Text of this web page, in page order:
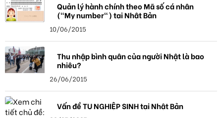
Quản lý hành chính theo Mã số cá nhân
("My number") tại Nhật Bản
10/06/2015
Thu nhập bình quân của người Nhật là bao
nhiêu?
26/06/2015
Vấn đề TU NGHIỆP SINH tại Nhật Bản